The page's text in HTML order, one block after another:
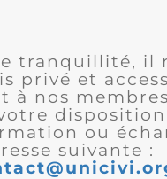
tranquillité, il
privé et
à nos
ou
suivante :